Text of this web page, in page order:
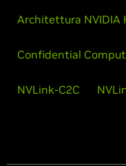
Architettura NVIDIA
Confidential
NVLink-C2C